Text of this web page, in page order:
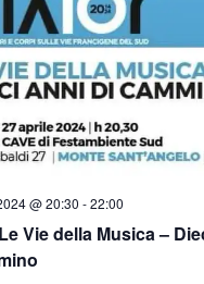
Vie della Musica –
@ 20:30 -22:00